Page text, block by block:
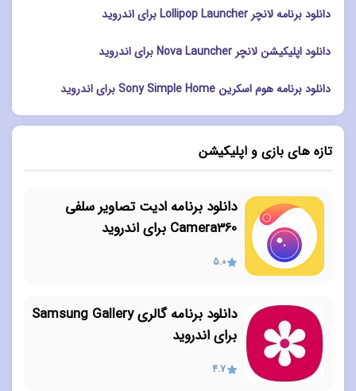
دانلود برنامه لانچر Lollipop Launcher برای اندروید
دانلود اپلیکیشن لانچر Nova Launcher برای اندروید
دانلود برنامه هوم اسکرین Sony Simple Home برای اندروید
تازه های بازی و اپلیکیشن
دانلود برنامه ادیت تصاویر سلفی
Camera360 برای اندروید
5.0
دانلود برنامه گالری Samsung Gallery
برای اندروید
4.7